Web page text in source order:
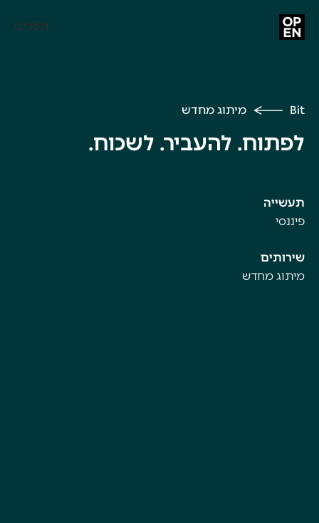
תפריט
Bit מיתוג מחדש
לפתוח. להעביר. לשכוח.
תעשייה
פיננסי
שירותים
מיתוג מחדש